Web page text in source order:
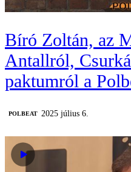
Bíró Zoltán, az
Antallról,
paktumról a
‎POLBEAT 2025 július 6.